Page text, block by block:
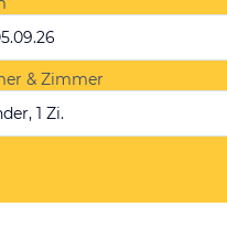
& Zimmer
1 Zi.